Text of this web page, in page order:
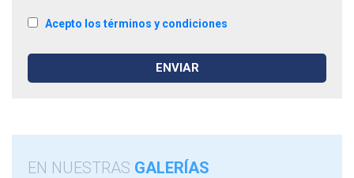
Acepto los términos y condiciones
EN NUESTRAS GALERÍAS